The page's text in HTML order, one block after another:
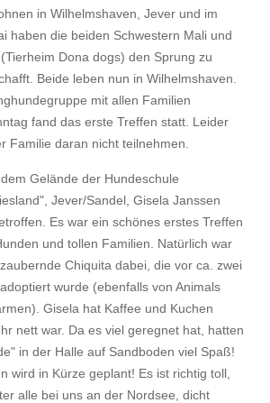
in Wilhelmshaven, Jever und im
haben die beiden Schwestern Mali und
Dona dogs) den Sprung zu
Beide leben nun in Wilhelmshaven.
mit allen Familien
fand das erste Treffen statt. Leider
Familie daran nicht teilnehmen.
Gelände der Hundeschule
Jever/Sandel, Gisela Janssen
Es war ein schönes erstes Treffen
und tollen Familien. Natürlich war
Chiquita dabei, die vor ca. zwei
wurde (ebenfalls von Animals
Gisela hat Kaffee und Kuchen
nett war. Da es viel geregnet hat, hatten
in der Halle auf Sandboden viel Spaß!
wird in Kürze geplant! Es ist richtig toll,
alle bei uns an der Nordsee, dicht